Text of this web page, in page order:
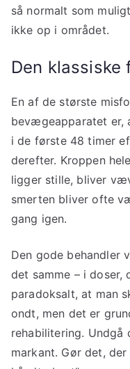
så normalt som
ikke op i området.
Den
En af de største
bevægeapparatet er,
i de første 48 timer
derefter. Kroppen
ligger stille, bliver
smerten bliver ofte
gang igen.
Den gode
det samme – i doser,
paradoksalt, at man
ondt, men det er
rehabilitering. Undgå
markant. Gør det,